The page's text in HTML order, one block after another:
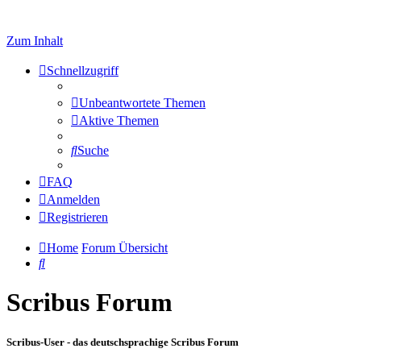
Zum Inhalt
Schnellzugriff
Unbeantwortete Themen
Aktive Themen
Suche
FAQ
Anmelden
Registrieren
Home Forum Übersicht
Suche
Scribus Forum
Scribus-User - das deutschsprachige Scribus Forum